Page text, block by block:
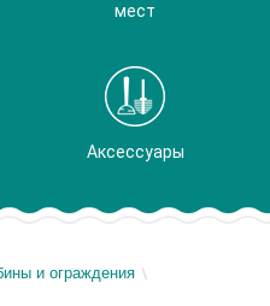
мест
Аксессуары
и ограждения